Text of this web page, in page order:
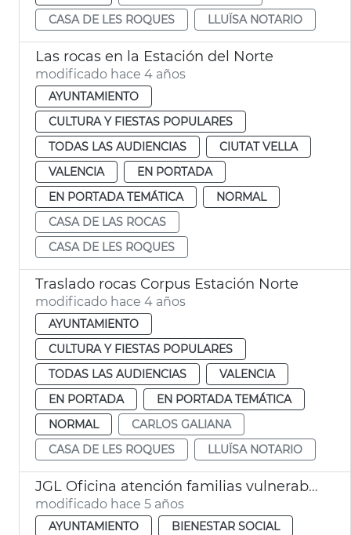
CASA DE LES ROQUES
LLUÏSA NOTARIO
Las rocas en la Estación del Norte
modificado hace 4 años
AYUNTAMIENTO
CULTURA Y FIESTAS POPULARES
TODAS LAS AUDIENCIAS
CIUTAT VELLA
VALENCIA
EN PORTADA
EN PORTADA TEMÁTICA
NORMAL
CASA DE LAS ROCAS
CASA DE LES ROQUES
Traslado rocas Corpus Estación Norte
modificado hace 4 años
AYUNTAMIENTO
CULTURA Y FIESTAS POPULARES
TODAS LAS AUDIENCIAS
VALENCIA
EN PORTADA
EN PORTADA TEMÁTICA
NORMAL
CARLOS GALIANA
CASA DE LES ROQUES
LLUÏSA NOTARIO
JGL Oficina atención familias vulnerables Cabanyal
modificado hace 5 años
AYUNTAMIENTO
BIENESTAR SOCIAL